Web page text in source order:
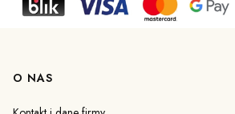
Linki w stopce
O NAS